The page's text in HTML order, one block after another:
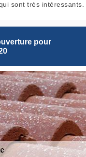
sont très intéressants.
pour